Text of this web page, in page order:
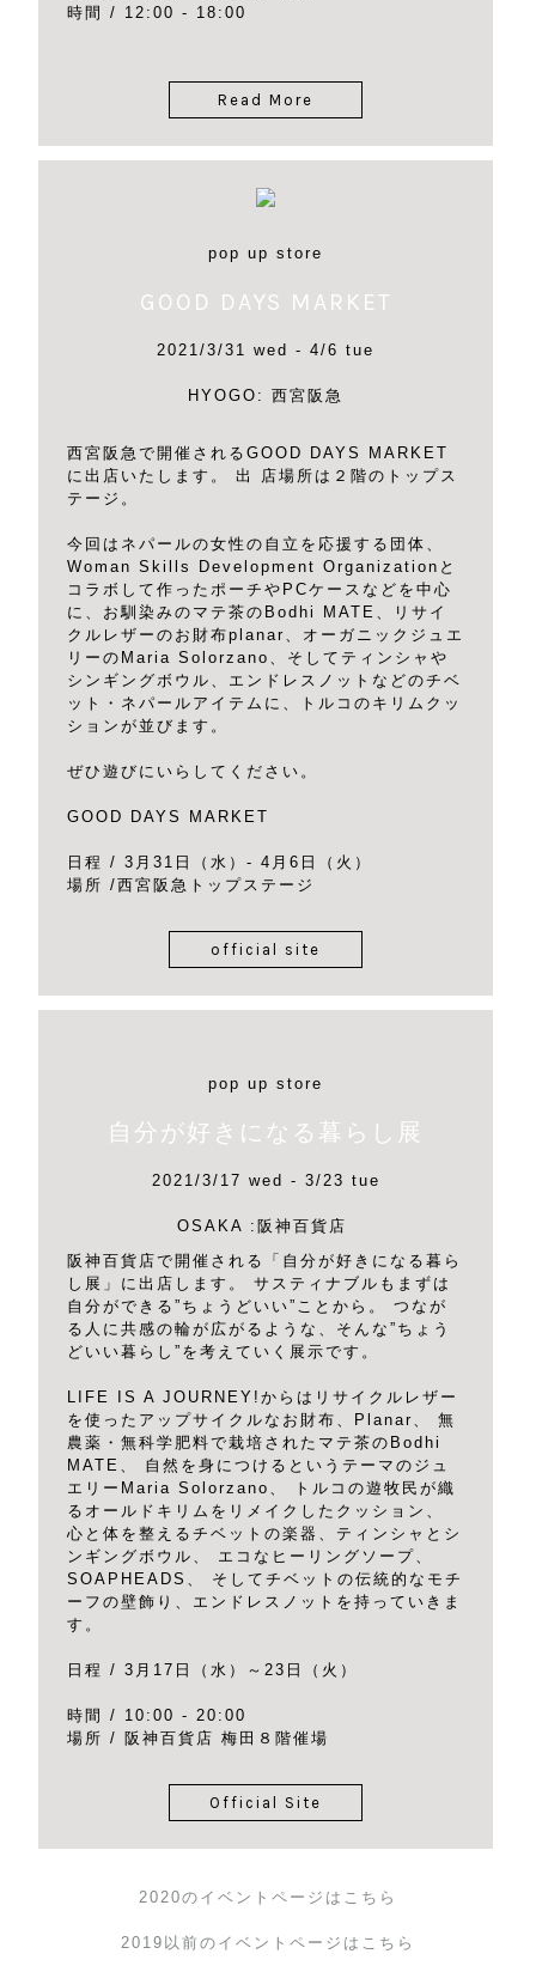
時間 / 12:00 - 18:00
Read More
pop up store
GOOD DAYS MARKET
2021/3/31 wed - 4/6 tue
HYOGO: 西宮阪急
西宮阪急で開催されるGOOD DAYS MARKET
に出店いたします。 出 店場所は２階のトップス
テージ。
今回はネパールの女性の自立を応援する団体、
Woman Skills Development Organizationと
コラボして作ったポーチやPCケースなどを中心
に、お馴染みのマテ茶のBodhi MATE、リサイ
クルレザーのお財布planar、オーガニックジュエ
リーのMaria Solorzano、そしてティンシャや
シンギングボウル、エンドレスノットなどのチベ
ット・ネパールアイテムに、トルコのキリムクッ
ションが並びます。
ぜひ遊びにいらしてください。
GOOD DAYS MARKET
日程 / 3月31日（水）- 4月6日（火）
場所 /西宮阪急トップステージ
official site
pop up store
自分が好きになる暮らし展
2021/3/17 wed - 3/23 tue
OSAKA :阪神百貨店
阪神百貨店で開催される「自分が好きになる暮ら
し展」に出店します。 サスティナブルもまずは
自分ができる”ちょうどいい”ことから。 つなが
る人に共感の輪が広がるような、そんな”ちょう
どいい暮らし”を考えていく展示です。
LIFE IS A JOURNEY!からはリサイクルレザー
を使ったアップサイクルなお財布、Planar、 無
農薬・無科学肥料で栽培されたマテ茶のBodhi
MATE、 自然を身につけるというテーマのジュ
エリーMaria Solorzano、 トルコの遊牧民が織
るオールドキリムをリメイクしたクッション、
心と体を整えるチベットの楽器、ティンシャとシ
ンギングボウル、 エコなヒーリングソープ、
SOAPHEADS、 そしてチベットの伝統的なモチ
ーフの壁飾り、エンドレスノットを持っていきま
す。
日程 / 3月17日（水）～23日（火）
時間 / 10:00 - 20:00
場所 / 阪神百貨店 梅田８階催場
Official Site
2020のイベントページはこちら
2019以前のイベントページはこちら